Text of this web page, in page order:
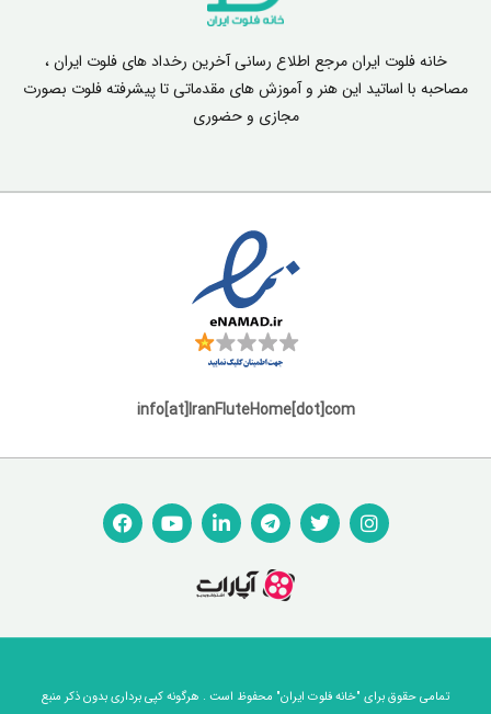
خانه فلوت ایران مرجع اطلاع رسانی آخرین رخداد های فلوت ایران ،
مصاحبه با اساتید این هنر و آموزش های مقدماتی تا پیشرفته فلوت بصورت
مجازی و حضوری
info[at]IranFluteHome[dot]com
تمامی حقوق برای "خانه فلوت ایران" محفوظ است . هرگونه کپی برداری بدون ذکر منبع